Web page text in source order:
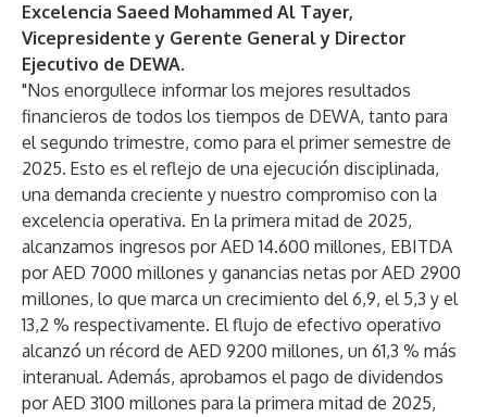
Excelencia Saeed Mohammed Al Tayer,
Vicepresidente y Gerente General y Director
Ejecutivo de DEWA.
"Nos enorgullece informar los mejores resultados
financieros de todos los tiempos de DEWA, tanto para
el segundo trimestre, como para el primer semestre de
2025. Esto es el reflejo de una ejecución disciplinada,
una demanda creciente y nuestro compromiso con la
excelencia operativa. En la primera mitad de 2025,
alcanzamos ingresos por AED 14.600 millones, EBITDA
por AED 7000 millones y ganancias netas por AED 2900
millones, lo que marca un crecimiento del 6,9, el 5,3 y el
13,2 % respectivamente. El flujo de efectivo operativo
alcanzó un récord de AED 9200 millones, un 61,3 % más
interanual. Además, aprobamos el pago de dividendos
por AED 3100 millones para la primera mitad de 2025,